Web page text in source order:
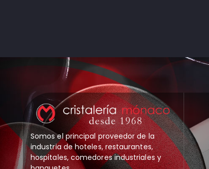
Somos el principal proveedor de la
industria de hoteles, restaurantes,
hospitales, comedores industriales y